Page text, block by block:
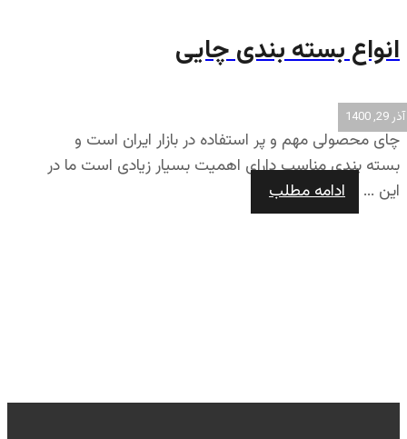
انواع بسته بندی چایی
آذر 29, 1400
چای محصولی مهم و پر استفاده در بازار ایران است و
بسته بندی مناسب دارای اهمیت بسیار زیادی است ما در
این ...
ادامه مطلب